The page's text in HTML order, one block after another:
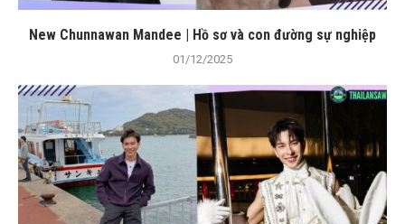
New Chunnawan Mandee | Hồ sơ và con đường sự nghiệp
01/12/2025